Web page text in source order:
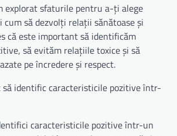
explorat sfaturile pentru a-ți alege
să dezvolți relații sănătoase și
că este important să identificăm
să evităm relațiile toxice și să
pe încredere și respect.
să identific caracteristicile pozitive într-
caracteristicile pozitive într-un